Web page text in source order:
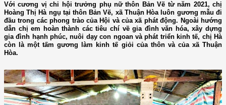
Với cương vị chi hội trưởng phụ nữ thôn Bản Vẽ từ năm 2021, chị
Hoàng Thị Hà ngụ tại thôn Bản Vẽ, xã Thuận Hòa luôn gương mẫu đi
đầu trong các phong trào của Hội và của xã phát động. Ngoài hướng
dẫn chị em hoàn thành các tiêu chí về gia đình văn hóa, xây dựng
gia đình hạnh phúc, nuôi dạy con ngoan và phát triển kinh tế, chị Hà
còn là một tấm gương làm kinh tế giỏi của thôn và của xã Thuận
Hòa.